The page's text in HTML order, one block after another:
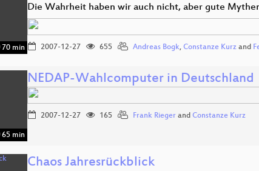
70 min
Die Wahrheit haben wir auch nicht, aber gute
2007-12-27 655 Andreas Bogk, Constanze Kurz and
65 min
NEDAP-Wahlcomputer in Deutschland
2007-12-27 165 Frank Rieger and Constanze Kurz
Chaos Jahresrückblick